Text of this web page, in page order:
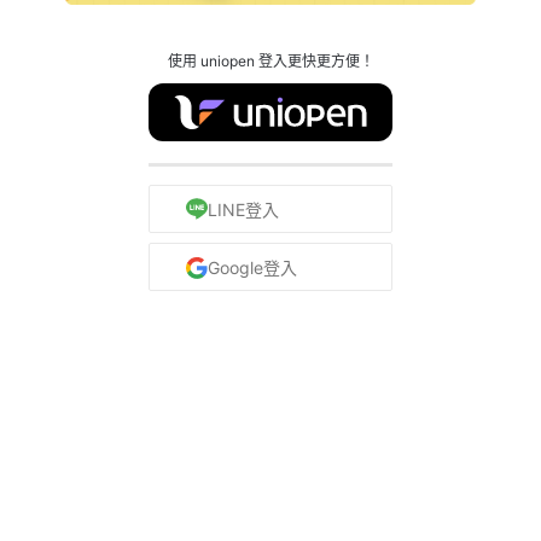
使用 uniopen 登入更快更方便！
LINE登入
Google登入